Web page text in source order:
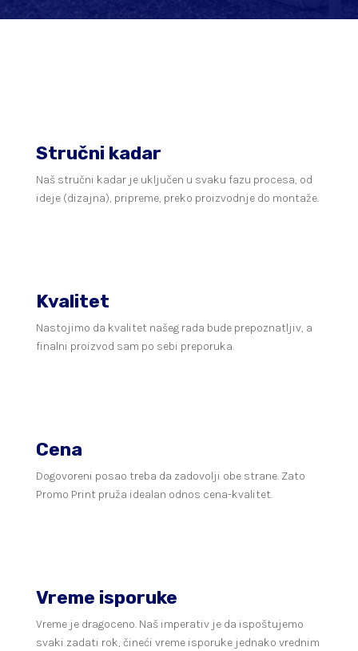
Stručni kadar
Naš stručni kadar je uključen u svaku fazu procesa, od
ideje (dizajna), pripreme, preko proizvodnje do montaže.
Kvalitet
Nastojimo da kvalitet našeg rada bude prepoznatljiv, a
finalni proizvod sam po sebi preporuka.
Cena
Dogovoreni posao treba da zadovolji obe strane. Zato
Promo Print pruža idealan odnos cena-kvalitet.
Vreme isporuke
Vreme je dragoceno. Naš imperativ je da ispoštujemo
svaki zadati rok, čineći vreme isporuke jednako vrednim